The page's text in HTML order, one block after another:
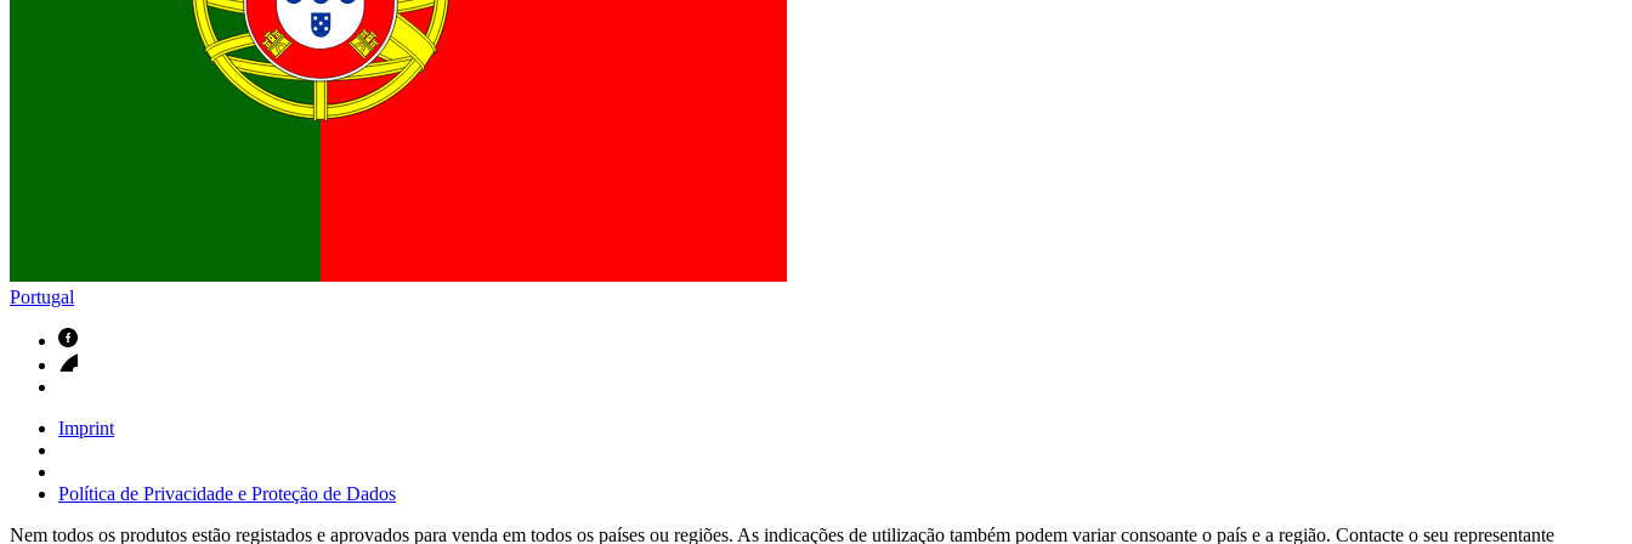
Em diálogo com a B. Braun. Entre em contacto connosco
Portugal
Imprint
Política de Privacidade e Proteção de Dados
Nem todos os produtos estão registados e aprovados para venda em todos os países ou regiões. As indicações de utilização também podem variar consoante o país e a região. Contacte o seu representante